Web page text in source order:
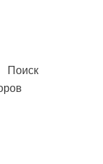
Поиск